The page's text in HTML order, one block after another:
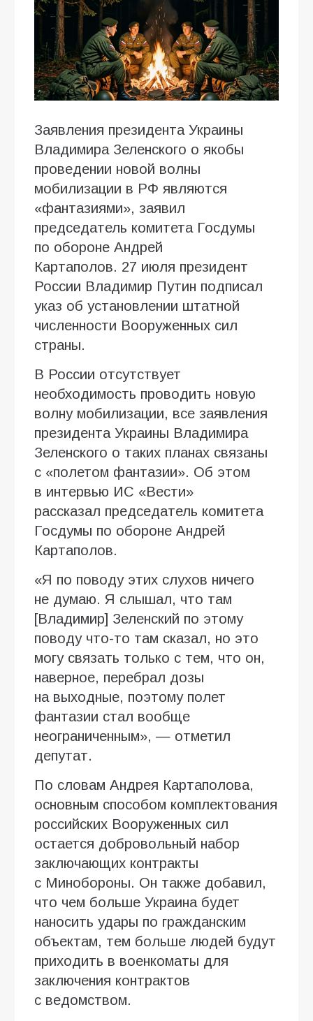
Заявления президента Украины
Владимира Зеленского о якобы
проведении новой волны
мобилизации в РФ являются
«фантазиями», заявил
председатель комитета Госдумы
по обороне Андрей
Картаполов. 27 июля президент
России Владимир Путин подписал
указ об установлении штатной
численности Вооруженных сил
страны.
В России отсутствует
необходимость проводить новую
волну мобилизации, все заявления
президента Украины Владимира
Зеленского о таких планах связаны
с «полетом фантазии». Об этом
в интервью ИC «Вести»
рассказал председатель комитета
Госдумы по обороне Андрей
Картаполов.
«Я по поводу этих слухов ничего
не думаю. Я слышал, что там
[Владимир] Зеленский по этому
поводу что-то там сказал, но это
могу связать только с тем, что он,
наверное, перебрал дозы
на выходные, поэтому полет
фантазии стал вообще
неограниченным», — отметил
депутат.
По словам Андрея Картаполова,
основным способом комплектования
российских Вооруженных сил
остается добровольный набор
заключающих контракты
с Минобороны. Он также добавил,
что чем больше Украина будет
наносить удары по гражданским
объектам, тем больше людей будут
приходить в военкоматы для
заключения контрактов
с ведомством.